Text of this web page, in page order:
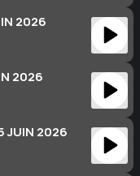
2026
2026
JUIN 2026